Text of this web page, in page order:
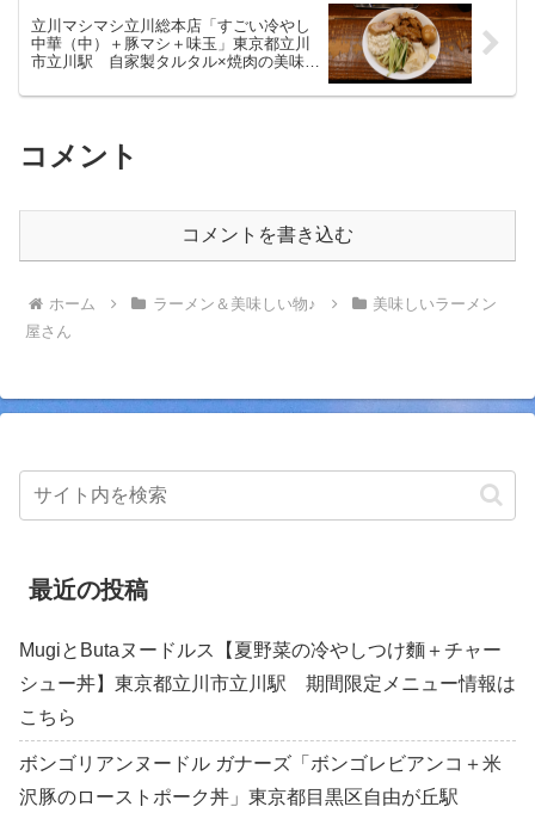
立川マシマシ立川総本店「すごい冷やし
中華（中）＋豚マシ＋味玉」東京都立川
市立川駅 自家製タルタル×焼肉の美味し
コメント
コメントを書き込む
ホーム ラーメン＆美味しい物♪
美味しいラーメン
屋さん
最近の投稿
MugiとButaヌードルス【夏野菜の冷やしつけ麵＋チャー
シュー丼】東京都立川市立川駅 期間限定メニュー情報は
こちら
ボンゴリアンヌードル ガナーズ「ボンゴレビアンコ＋米
沢豚のローストポーク丼」東京都目黒区自由が丘駅